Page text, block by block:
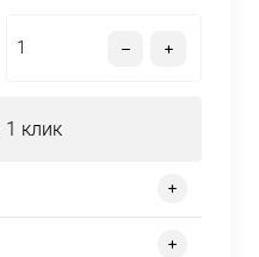
1 клик